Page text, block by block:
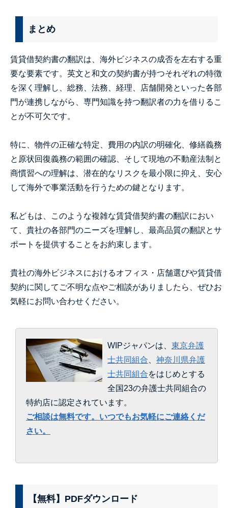
まとめ
賃貸借契約書の翻訳は、海外ビジネスの成否を左右する重
要な要素です。英文と和文の契約書が持つそれぞれの特徴
を深く理解し、総務、法務、経理、店舗開発といった各部
門が連携しながら、専門知識を持つ翻訳者の力を借りるこ
とが不可欠です。
特に、物件の正確な特定、費用の内訳の明確化、修繕義務
と原状回復義務の範囲の確認、そして現地の不動産法制と
商慣習への理解は、潜在的なリスクを最小限に抑え、安心
して海外で事業活動を行うための鍵となります。
私どもは、このような複雑な賃貸借契約書の翻訳におい
て、貴社の各部門のニーズを理解し、最高品質の翻訳とサ
ポートを提供することをお約束します。
貴社の海外ビジネスにおけるオフィス・店舗選びや賃貸借
契約に関してご不明な点やご相談がありましたら、ぜひお
気軽にお問い合わせください。
WIPジャパンは、 東京弁護
士共同組合
神奈川県弁護
士共同組合をはじめとする
全国23の弁護士共同組合の
特約店に認定されています。
ご相談は無料です。いつでもお気軽にご連絡くだ
さい。
【無料】PDFダウンロード